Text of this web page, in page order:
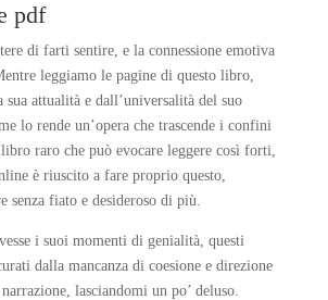
pdf
di farti sentire, e la connessione emotiva
leggiamo le pagine di questo libro,
attualità e dall’universalità del suo
lo rende un’opera che trascende i confini
raro che può evocare leggere così forti,
è riuscito a fare proprio questo,
senza fiato e desideroso di più.
i suoi momenti di genialità, questi
dalla mancanza di coesione e direzione
lasciandomi un po’ deluso.